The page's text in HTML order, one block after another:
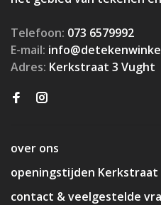
Telefoon: 073 6579992
E-mail:
Adres: Kerkstraat 3 Vught
over ons
openingstijden Kerkstraat
contact & veelgestelde